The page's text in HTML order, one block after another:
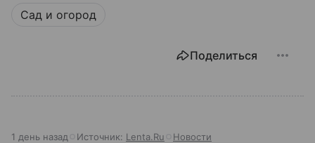
Сад и огород
Поделиться
1 день назад Источник: Lenta.Ru Новости